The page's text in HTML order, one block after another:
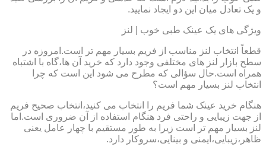
و یک تعادل میان این دو ایجاد نمایید.
ویژگی های یک عینک طبی خوب | لنز
قطعاً انتخاب لنز مناسب از فریم بسیار مهم تر است.امروزه در
سطح بازار لنز های مختلفی وجود دارد که خرید آن ها،گاه با اشتباه
همراه است.حال سؤالی که مطرح می شود این است که چرا
انتخاب لنز بسیار مهم است؟
هنگام خرید عینک شما فریم را انتخاب می کنید،انتخاب صحیح فریم
از جهت زیبایی و راحتی فرد هنگام استفاده از آن ضروری است.اما
لنز بسیار مهم تر است زیرا به طور مستقیم با چهار عامل یعنی
ظاهر،زیبایی،ایمنی و بینایی،سروکار دارد.